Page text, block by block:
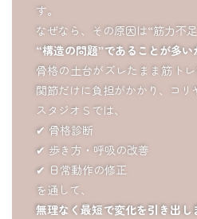
す。
なぜなら、その原因は“筋力不
“構造の問題”であることが多い
骨格の土台がズレたまま筋ト
関節だけに負担がかかり、コリ
スタジオＳでは、
✔ 骨格診断
✔ 歩き方・呼吸の改善
✔ 日常動作の修正
を通して、
無理なく最短で変化を引き出し